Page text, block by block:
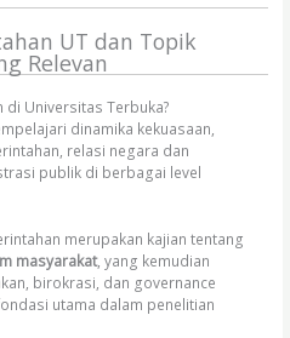
UT dan Topik
Relevan
di Universitas Terbuka?
dinamika kekuasaan,
relasi negara dan
publik di berbagai level
merupakan kajian tentang
masyarakat, yang kemudian
birokrasi, dan governance
utama dalam penelitian